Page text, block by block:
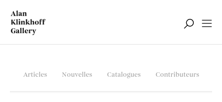
Articles Nouvelles Catalogues Contributeurs